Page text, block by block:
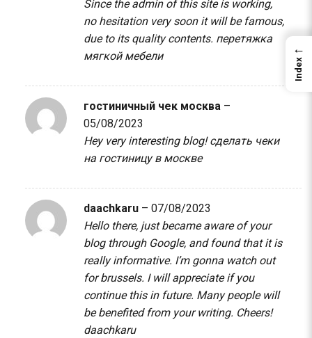
Since the admin of this site is working,
no hesitation very soon it will be famous,
due to its quality contents. перетяжка
мягкой мебели
гостиничный чек москва –
05/08/2023
Hey very interesting blog!сделать чеки
на гостиницу в москве
daachkaru – 07/08/2023
Hello there, just became aware of your
blog through Google, and found that it is
really informative. I’m gonna watch out
for brussels. I will appreciate if you
continue this in future. Many people will
be benefited from your writing. Cheers!
daachkaru
←
Index